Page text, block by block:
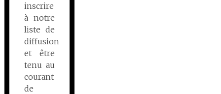
inscrire
à notre
liste de
diffusion
et être
tenu au
courant
de